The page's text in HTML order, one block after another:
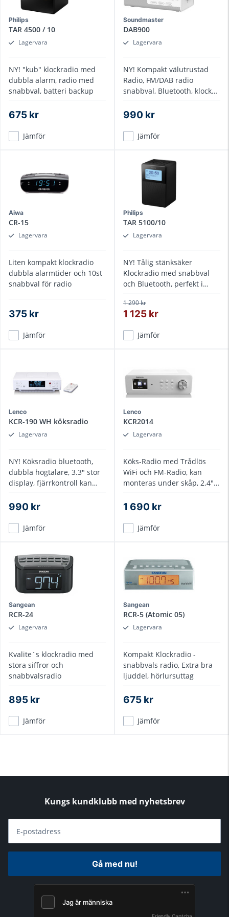
Philips
TAR 4500 / 10
Lagervara
NY! "kub" klockradio med
dubbla alarm, radio med
snabbval, batteri backup
675 kr
Jämför
Soundmaster
DAB900
Lagervara
NY! Kompakt välutrustad
Radio, FM/DAB radio
snabbval, Bluetooth, klocka
990 kr
Jämför
Aiwa
CR-15
Lagervara
Liten kompakt klockradio
dubbla alarmtider och 10st
snabbval för radio
375 kr
Jämför
Philips
TAR 5100/10
Lagervara
NY! Tålig stänksäker
Klockradio med snabbval
och Bluetooth, perfekt i
1 290 kr
1 125 kr
Jämför
Lenco
KCR-190 WH köksradio
Lagervara
NY! Köksradio bluetooth,
dubbla högtalare, 3.3" stor
display, fjärrkontroll kan
990 kr
Jämför
Lenco
KCR2014
Lagervara
Köks-Radio med Trådlös
WiFi och FM-Radio, kan
monteras under skåp, 2.4"
1 690 kr
Jämför
Sangean
RCR-24
Lagervara
Kvalite´s klockradio med
stora siffror och
snabbvalsradio
895 kr
Jämför
Sangean
RCR-5 (Atomic 05)
Lagervara
Kompakt Klockradio -
snabbvals radio, Extra bra
ljuddel, hörlursuttag
675 kr
Jämför
Kungs kundklubb med nyhetsbrev
E-postadress
Gå med nu!